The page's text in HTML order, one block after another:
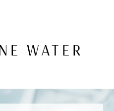
WATER